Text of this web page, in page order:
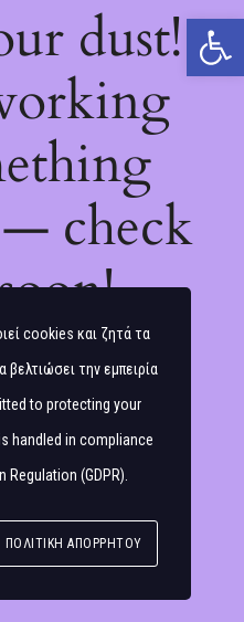
Ανοίξτε τη γραμμή εργαλείων
dust!
check
cookies και ζητά τα
την εμπειρία
to protecting your
handled in compliance
Regulation (GDPR)
ΠΟΛΙΤΙΚΉ ΑΠΟΡΡΉΤΟΥ